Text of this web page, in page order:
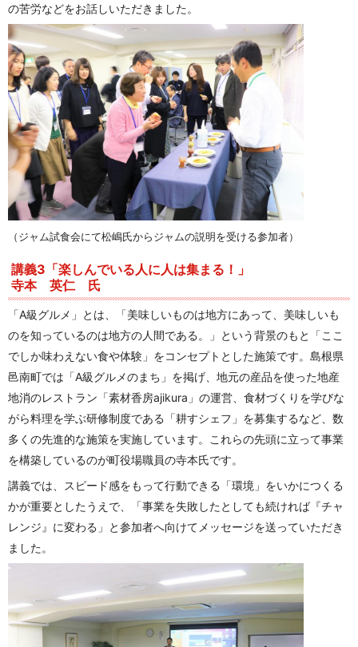
の苦労などをお話しいただきました。
（ジャム試食会にて松嶋氏からジャムの説明を受ける参加者）
講義3「楽しんでいる人に人は集まる！」
寺本 英仁 氏
「A級グルメ」とは、「美味しいものは地方にあって、美味しいも
のを知っているのは地方の人間である。」という背景のもと「ここ
でしか味わえない食や体験」をコンセプトとした施策です。島根県
邑南町では「A級グルメのまち」を掲げ、地元の産品を使った地産
地消のレストラン「素材香房ajikura」の運営、食材づくりを学びな
がら料理を学ぶ研修制度である「耕すシェフ」を募集するなど、数
多くの先進的な施策を実施しています。これらの先頭に立って事業
を構築しているのが町役場職員の寺本氏です。
講義では、スピード感をもって行動できる「環境」をいかにつくる
かが重要としたうえで、「事業を失敗したとしても続ければ『チャ
レンジ』に変わる」と参加者へ向けてメッセージを送っていただき
ました。